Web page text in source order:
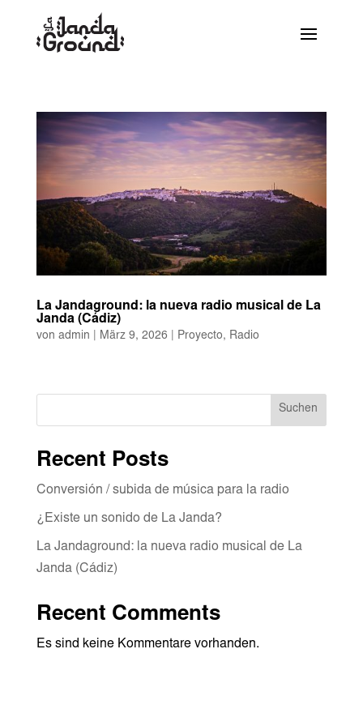
La Jandaground: la nueva radio musical de La
Janda (Cádiz)
von admin März 9, 2026 Proyecto, Radio
Suchen
Recent Posts
Conversión / subida de música para la radio
¿Existe un sonido de La Janda?
La Jandaground: la nueva radio musical de La
Janda (Cádiz)
Recent Comments
Es sind keine Kommentare vorhanden.